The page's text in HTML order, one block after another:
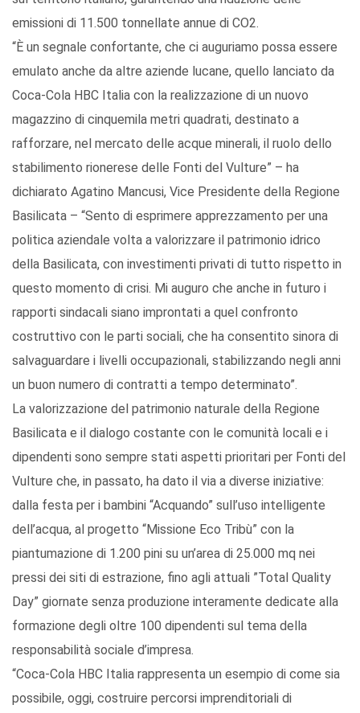
emissioni di 11.500 tonnellate annue di CO2.
“È un segnale confortante, che ci auguriamo possa essere
emulato anche da altre aziende lucane, quello lanciato da
Coca-Cola HBC Italia con la realizzazione di un nuovo
magazzino di cinquemila metri quadrati, destinato a
rafforzare, nel mercato delle acque minerali, il ruolo dello
stabilimento rionerese delle Fonti del Vulture” – ha
dichiarato Agatino Mancusi, Vice Presidente della Regione
Basilicata – “Sento di esprimere apprezzamento per una
politica aziendale volta a valorizzare il patrimonio idrico
della Basilicata, con investimenti privati di tutto rispetto in
questo momento di crisi. Mi auguro che anche in futuro i
rapporti sindacali siano improntati a quel confronto
costruttivo con le parti sociali, che ha consentito sinora di
salvaguardare i livelli occupazionali, stabilizzando negli anni
un buon numero di contratti a tempo determinato”.
La valorizzazione del patrimonio naturale della Regione
Basilicata e il dialogo costante con le comunità locali e i
dipendenti sono sempre stati aspetti prioritari per Fonti del
Vulture che, in passato, ha dato il via a diverse iniziative:
dalla festa per i bambini “Acquando” sull’uso intelligente
dell’acqua, al progetto “Missione Eco Tribù” con la
piantumazione di 1.200 pini su un’area di 25.000 mq nei
pressi dei siti di estrazione, fino agli attuali ”Total Quality
Day” giornate senza produzione interamente dedicate alla
formazione degli oltre 100 dipendenti sul tema della
responsabilità sociale d’impresa.
“Coca-Cola HBC Italia rappresenta un esempio di come sia
possibile, oggi, costruire percorsi imprenditoriali di